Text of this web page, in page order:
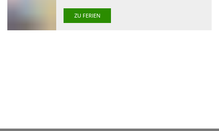
ZU FERIEN